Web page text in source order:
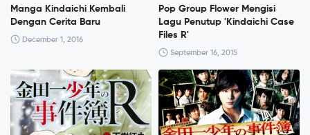
Manga Kindaichi Kembali
Dengan Cerita Baru
December 1, 2016
Pop Group Flower Mengisi
Lagu Penutup 'Kindaichi Case
Files R'
September 16, 2015